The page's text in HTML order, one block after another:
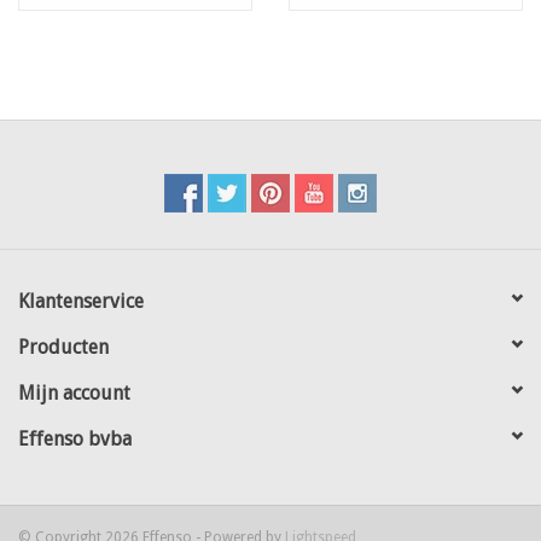
Klantenservice
Producten
Mijn account
Effenso bvba
© Copyright 2026 Effenso - Powered by Lightspeed